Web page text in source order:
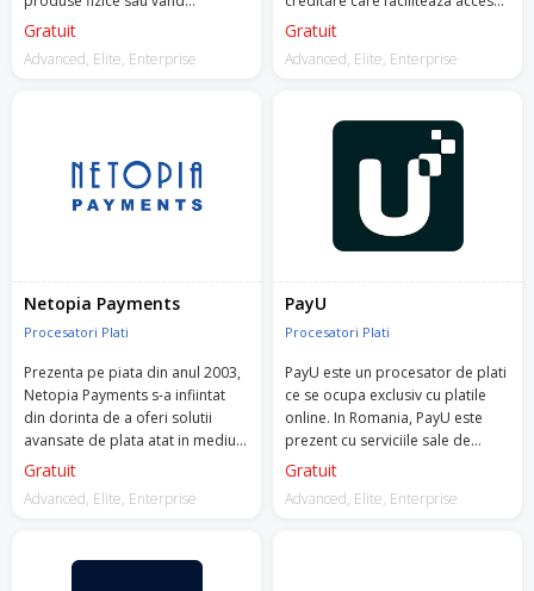
servicii/produse digitale.
Gratuit
Advanced, Elite, Enterprise
la imprumuturi rapide si
Gratuit
Advanced, Elite, Enterprise
Netopia Payments
Procesatori Plati
Prezenta pe piata din anul 2003,
Netopia Payments s-a infiintat
din dorinta de a oferi solutii
avansate de plata atat in mediul
online, cat si offline.
Gratuit
Advanced, Elite, Enterprise
PayU
Procesatori Plati
PayU este un procesator de plati
ce se ocupa exclusiv cu platile
online. In Romania, PayU este
prezent cu serviciile sale de
peste 10 ani.
Gratuit
Advanced, Elite, Enterprise